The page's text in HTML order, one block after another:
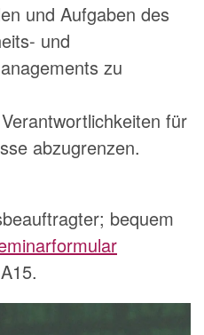
und Aufgaben des
und
zu
für
abzugrenzen.
bequem